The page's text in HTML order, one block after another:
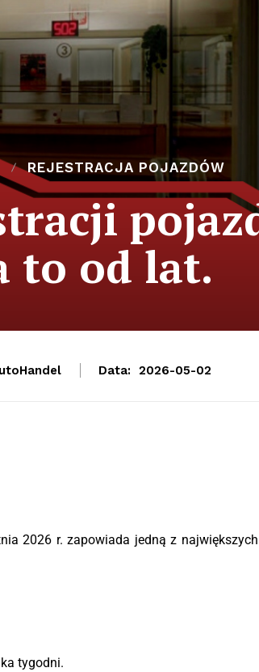
REJESTRACJA POJAZDÓW
to od lat.
Data: 2026-05-02
2026 r. zapowiada jedną z największych
tygodni.